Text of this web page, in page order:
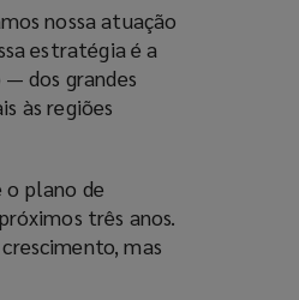
nossa atuação
estratégia é a
dos grandes
às regiões
o plano de
três anos.
mas